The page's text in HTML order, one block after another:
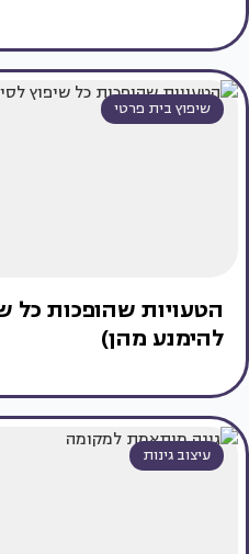
שיפוץ בית פרטי
הטעויות שהופכות כל
להימנע מהן)
עיצוב גינות